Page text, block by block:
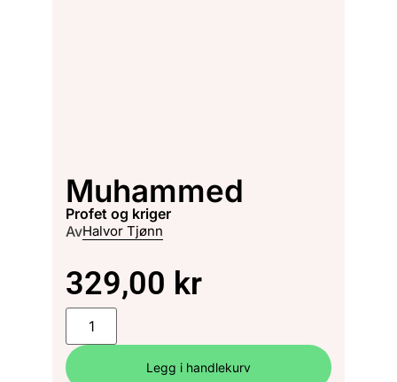
Muhammed
profet og kriger
AvHalvor Tjønn
329,00 kr
Legg i handlekurv